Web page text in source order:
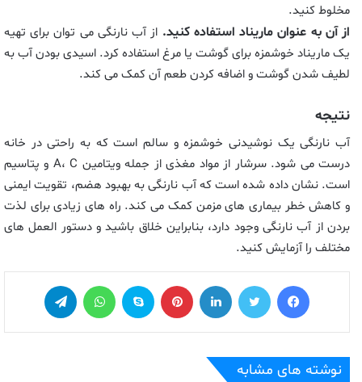
مخلوط کنید.
از آن به عنوان ماریناد استفاده کنید. از آب نارنگی می توان برای تهیه
یک ماریناد خوشمزه برای گوشت یا مرغ استفاده کرد. اسیدی بودن آب به
لطیف شدن گوشت و اضافه کردن طعم آن کمک می کند.
نتیجه
آب نارنگی یک نوشیدنی خوشمزه و سالم است که به راحتی در خانه
درست می شود. سرشار از مواد مغذی از جمله ویتامین A، C و پتاسیم
است. نشان داده شده است که آب نارنگی به بهبود هضم، تقویت ایمنی
و کاهش خطر بیماری های مزمن کمک می کند. راه های زیادی برای لذت
بردن از آب نارنگی وجود دارد، بنابراین خلاق باشید و دستور العمل های
مختلف را آزمایش کنید.
فیس بوک توییتر لینکدین ‫پین‌ترست اسکایپ
نوشته های مشابه